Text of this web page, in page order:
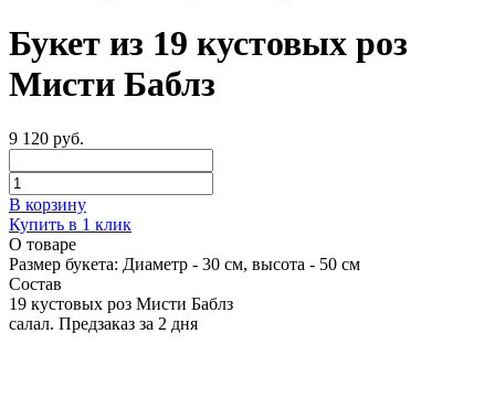
Букет из 19 кустовых роз
Мисти Баблз
9 120 руб.
В корзину
Купить в 1 клик
О товаре
Размер букета: Диаметр - 30 см, высота - 50 см
Состав
19 кустовых роз Мисти Баблз
салал. Предзаказ за 2 дня